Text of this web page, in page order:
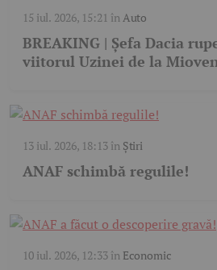
15 iul. 2026, 15:21 înAuto
BREAKING | Șefa Dacia
viitorul Uzinei de la
13 iul. 2026, 18:13în Știri
ANAF schimbă regulile!
10 iul. 2026, 12:33în Economic